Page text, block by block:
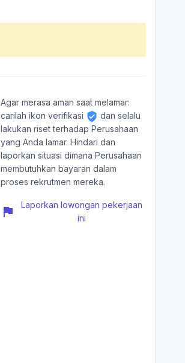
Agar merasa aman saat melamar:
carilah ikon verifikasi
dan selalu
lakukan riset terhadap Perusahaan
yang Anda lamar. Hindari dan
laporkan situasi dimana Perusahaan
membutuhkan bayaran dalam
proses rekrutmen mereka.
Laporkan lowongan pekerjaan
ini